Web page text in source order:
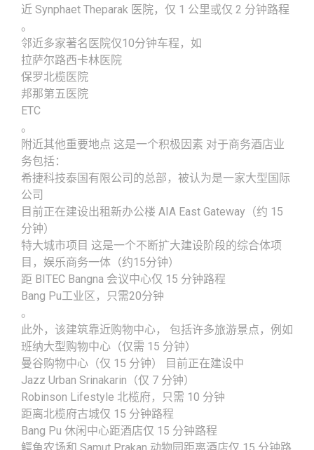
近 Synphaet Theparak 医院，仅 1 公里或仅 2 分钟路程
。
邻近多家著名医院仅10分钟车程，如
拉萨尔路西卡林医院
保罗北榄医院
邦那第五医院
ETC
。
附近其他重要地点 这是一个积极因素 对于商务酒店业
务包括：
希捷科技泰国有限公司的总部，被认为是一家大型国际
公司
目前正在建设出租新办公楼 AIA East Gateway（约 15
分钟）
特大城市项目 这是一个不断扩大建设阶段的综合体项
目，娱乐商务一体（约15分钟）
距 BITEC Bangna 会议中心仅 15 分钟路程
Bang Pu工业区，只需20分钟
。
此外，该建筑靠近购物中心， 包括许多旅游景点，例如
班纳大型购物中心（仅需 15 分钟）
曼谷购物中心（仅 15 分钟） 目前正在建设中
Jazz Urban Srinakarin（仅 7 分钟）
Robinson Lifestyle 北榄府，只需 10 分钟
距离北榄府古城仅 15 分钟路程
Bang Pu 休闲中心距酒店仅 15 分钟路程